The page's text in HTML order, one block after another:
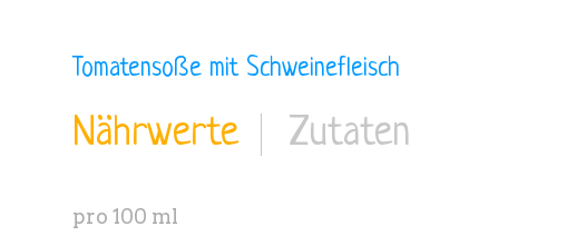
Tomatensoße mit Schweinefleisch
Nährwerte Zutaten
pro 100 ml